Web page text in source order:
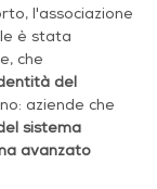
l'associazione
è stata
che
del
aziende che
sistema
avanzato